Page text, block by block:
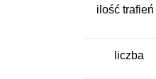
ilość trafień
liczba